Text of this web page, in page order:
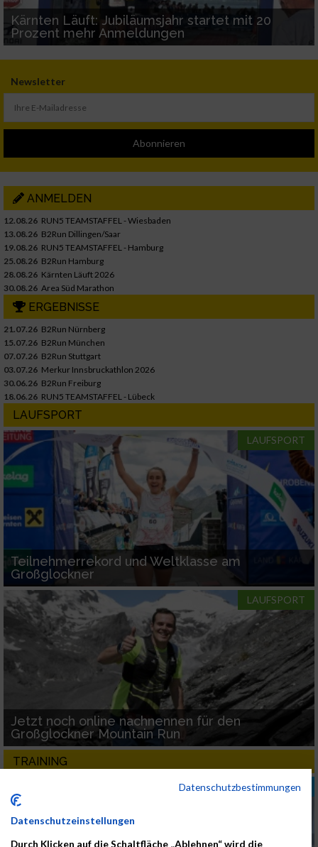
Kärnten Läuft: Jubiläumsjahr startet mit 20
Prozent mehr Anmeldungen
Newsletter
Abonnieren
ANMELDEN
12.08.26 RUN5 TEAMSTAFFEL - Wiesbaden
13.08.26 B2Run Dillingen/Saar
19.08.26 RUN5 TEAMSTAFFEL - Hamburg
25.08.26 B2Run Hamburg
28.08.26 Kärnten Läuft 2026
30.08.26 Area Süd Marathon
ERGEBNISSE
21.07.26 B2Run Nürnberg
15.07.26 B2Run München
07.07.26 B2Run Stuttgart
03.07.26 Merkur Innsbruckathlon 2026
30.06.26 B2Run Freiburg
18.06.26 RUN5 TEAMSTAFFEL - Lübeck
LAUFSPORT
LAUFSPORT
Teilnehmerrekord und Weltklasse am
Großglockner
LAUFSPORT
Jetzt noch online nachnennen für den
Großglockner Mountain Run
TRAINING
TRAINING
Datenschutzbestimmungen
Datenschutzeinstellungen
Durch Klicken auf die Schaltfläche „Ablehnen“ wird die